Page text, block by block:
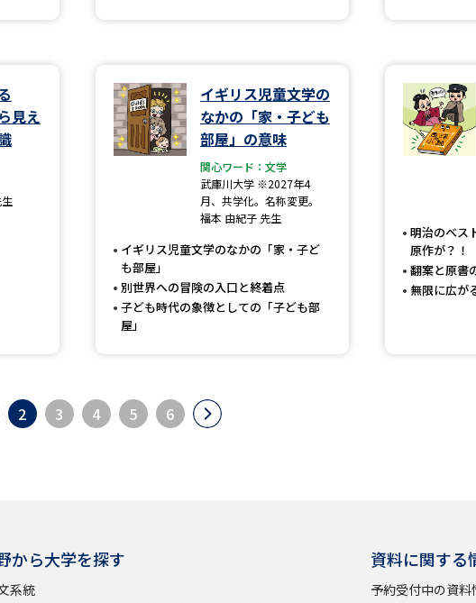
受験情報リンク
見え
イギリス児童文学の
なかの「家・子ども
部屋」の意味
関心ワード：文学
武庫川大学 ※2027年4
月、共学化。名称変更。
福本 由紀子 先生
イギリス児童文学のなかの「家・子ど
も部屋」
別世界への冒険の入口と終着点
子ども時代の象徴としての「子ども部
屋」
明治のベス
原作が？！
翻案と原書
無限に広が
2 3 4 5 6
から大学を探す
系統
資料に関する
予約受付中の資料